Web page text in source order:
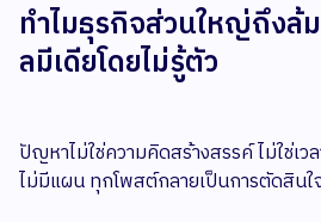
ทำไมธุรกิจส่วนใหญ่ถึงล้ม
ลมีเดียโดยไม่รู้ตัว
ปัญหาไม่ใช่ความคิดสร้างสรรค์ ไม่ใช่เว
ไม่มีแผน ทุกโพสต์กลายเป็นการตัดสิน